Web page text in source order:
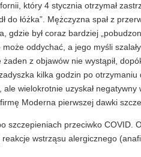
który 4 stycznia otrzymał
do łóżka”. Mężczyzna spał z
był coraz bardziej
oddychać, a jego myśli
z objawów nie wystąpił,
kilka godzin po
wielokrotnie uzyskał
Moderna pierwszej dawki
szczepieniach przeciwko COVID.
wstrząsu alergicznego